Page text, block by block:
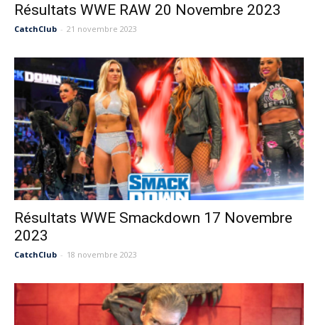
Résultats WWE RAW 20 Novembre 2023
CatchClub - 21 novembre 2023
Résultats WWE Smackdown 17 Novembre
2023
CatchClub - 18 novembre 2023